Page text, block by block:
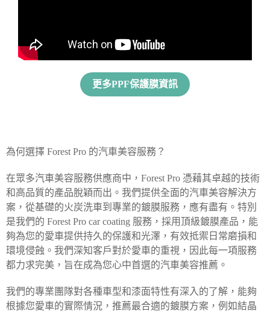
更多PPF保護膜資訊
為何選擇 Forest Pro 的汽車美容服務？
在眾多汽車美容服務供應商中，Forest Pro 憑藉其卓越的技術
和高品質的產品脫穎而出。我們提供全面的汽車美容解決方
案，從基礎的火炭洗車到專業的鍍膜服務，應有盡有。特別
是我們的 Forest Pro car coating 服務，採用頂級鍍膜產品，能
夠為您的愛車提供持久的保護和光澤，有效抵禦日常磨損和
環境侵蝕。我們深知客戶對於愛車的重視，因此每一項服務
都力求完美，旨在成為您心中首選的汽車美容推薦。
我們的專業團隊對各種車型和漆面特性有深入的了解，能夠
根據您愛車的實際情況，推薦最合適的鍍膜方案，例如結晶